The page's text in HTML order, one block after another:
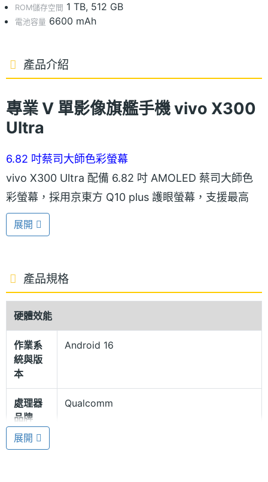
ROM儲存空間 1 TB, 512 GB
電池容量 6600 mAh
產品介紹
專業 V 單影像旗艦手機 vivo X300
Ultra
6.82 吋蔡司大師色彩螢幕
vivo X300 Ultra 配備 6.82 吋 AMOLED 蔡司大師色
彩螢幕，採用京東方 Q10 plus 護眼螢幕，支援最高
144Hz 自適應動態更新率，具備最高 4,500nits 局部
峰值亮度，即使在陽光直射下也能清楚看見手機螢幕
用拼接設計與滾花紋理，大幅提高視覺辨識度；具備
IP68 / IP69 防塵防水等級，確保手機擁有足夠的日常
保護力。
高通 Snapdragon 8 Elite Gen 5
vivo X300 Ultra 搭載高通 Snapdragon 8 Elite Gen
5 旗艦平台與全新自研 VS1+ 影像晶片，提供 16GB +
512GB、16GB + 1TB 等容量版本，讓手機不僅能實現
雙晶片深度協同運算，帶來強大的影像處理效能與能
源效率，同時也擁有充足的儲存空間支撐影像創作。
展開
產品規格
硬體效能
作業系
統與版
本
Android 16
處理器
品牌
Qualcomm
處理器
展開